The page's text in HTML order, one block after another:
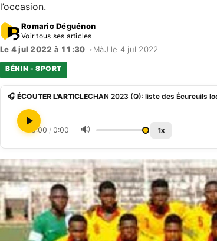
l’occasion.
Romaric Déguénon
Voir tous ses articles
Le 4 jul 2022 à 11:30 • MàJ le 4 jul 2022
BÉNIN - SPORT
🎧 ÉCOUTER L'ARTICLE
0:00 / 0:00 🔊 1x